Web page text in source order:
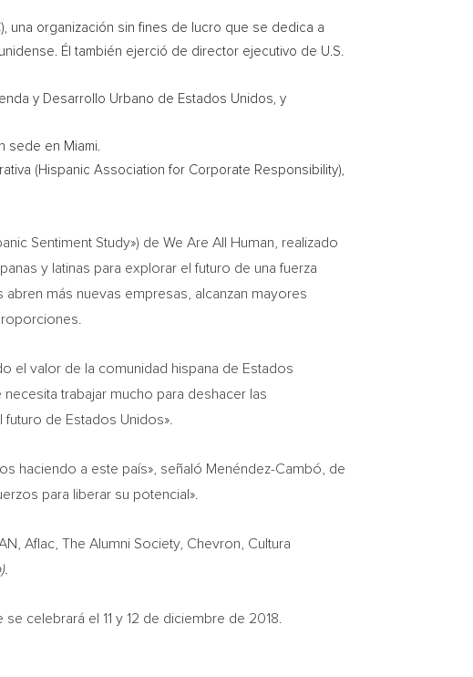
una organización sin fines de lucro que se dedica a
Él también ejerció de director ejecutivo de U.S.
y Desarrollo Urbano de Estados Unidos, y
sede en Miami.
(Hispanic Association for Corporate Responsibility),
Sentiment Study») de We Are All Human, realizado
y latinas para explorar el futuro de una fuerza
más nuevas empresas, alcanzan mayores
el valor de la comunidad hispana de Estados
trabajar mucho para deshacer las
de Estados Unidos».
haciendo a este país», señaló Menéndez-Cambó, de
para liberar su potencial».
Aflac, The Alumni Society, Chevron, Cultura
celebrará el 11 y 12 de diciembre de 2018.